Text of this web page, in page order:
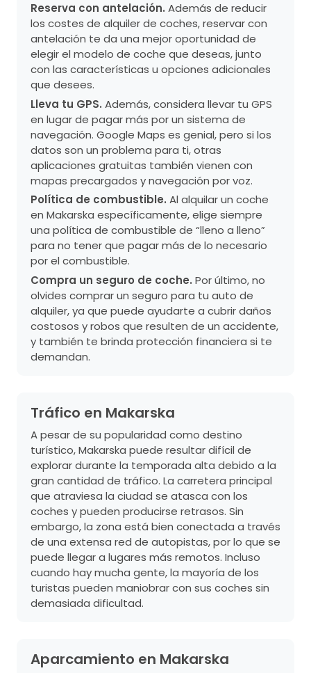
Reserva con antelación. Además de reducir
los costes de alquiler de coches, reservar con
antelación te da una mejor oportunidad de
elegir el modelo de coche que deseas, junto
con las características u opciones adicionales
que desees.
Lleva tu GPS. Además, considera llevar tu GPS
en lugar de pagar más por un sistema de
navegación. Google Maps es genial, pero si los
datos son un problema para ti, otras
aplicaciones gratuitas también vienen con
mapas precargados y navegación por voz.
Política de combustible. Al alquilar un coche
en Makarska específicamente, elige siempre
una política de combustible de “lleno a lleno”
para no tener que pagar más de lo necesario
por el combustible.
Compra un seguro de coche. Por último, no
olvides comprar un seguro para tu auto de
alquiler, ya que puede ayudarte a cubrir daños
costosos y robos que resulten de un accidente,
y también te brinda protección financiera si te
demandan.
Tráfico en Makarska
A pesar de su popularidad como destino
turístico, Makarska puede resultar difícil de
explorar durante la temporada alta debido a la
gran cantidad de tráfico. La carretera principal
que atraviesa la ciudad se atasca con los
coches y pueden producirse retrasos. Sin
embargo, la zona está bien conectada a través
de una extensa red de autopistas, por lo que se
puede llegar a lugares más remotos. Incluso
cuando hay mucha gente, la mayoría de los
turistas pueden maniobrar con sus coches sin
demasiada dificultad.
Aparcamiento en Makarska